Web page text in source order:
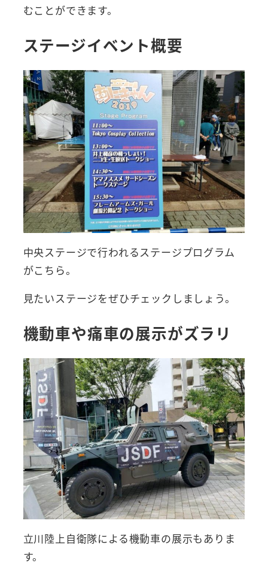
むことができます。
ステージイベント概要
中央ステージで行われるステージプログラム
がこちら。
見たいステージをぜひチェックしましょう。
機動車や痛車の展示がズラリ
立川陸上自衛隊による機動車の展示もありま
す。